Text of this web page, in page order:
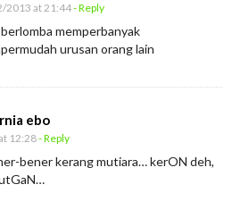
2013 at 21:44- Reply
memperbanyak
urusan orang lain
ebo
12:28- Reply
bener kerang mutiara… kerON deh,